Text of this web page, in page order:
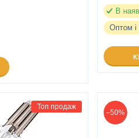
В
Оптом і
Топ продаж
–50%